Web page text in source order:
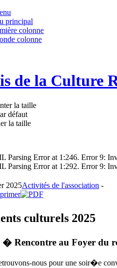
principal
colonne
colonne
de la Culture
Parsing Error at 1:246. Error 9:
Parsing Error at 1:292. Error 9:
2025Activités de l'association -
culturels 2025
� Rencontre au Foyer du
nous pour une soir�e